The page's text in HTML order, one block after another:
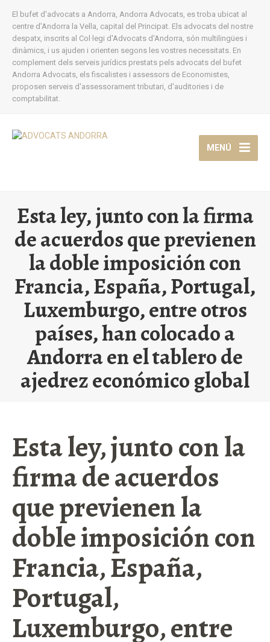
El bufet d'advocats a Andorra, Andorra Advocats, es troba ubicat al
centre d'Andorra la Vella, capital del Principat. Els advocats del nostre
despatx, inscrits al Col·legi d'Advocats d'Andorra, són multilingües i
dinàmics, i us ajuden i orienten segons les vostres necessitats. En
complement dels serveis jurídics prestats pels advocats del bufet
Andorra Advocats, els fiscalistes i assessors de Economistes,
proposen serveis d'assessorament tributari, d'auditories i de
comptabilitat.
MENÚ
Esta ley, junto con la firma
de acuerdos que previenen
la doble imposición con
Francia, España, Portugal,
Luxemburgo, entre otros
países, han colocado a
Andorra en el tablero de
ajedrez económico global
Esta ley, junto con la
firma de acuerdos
que previenen la
doble imposición con
Francia, España,
Portugal,
Luxemburgo, entre